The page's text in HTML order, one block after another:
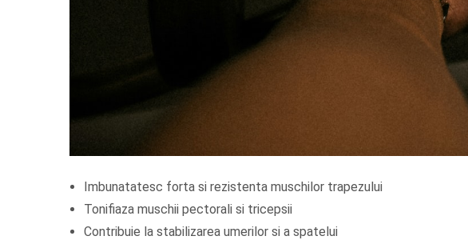
Imbunatatesc forta si rezistenta muschilor trapezului
Tonifiaza muschii pectorali si tricepsii
Contribuie la stabilizarea umerilor si a spatelui